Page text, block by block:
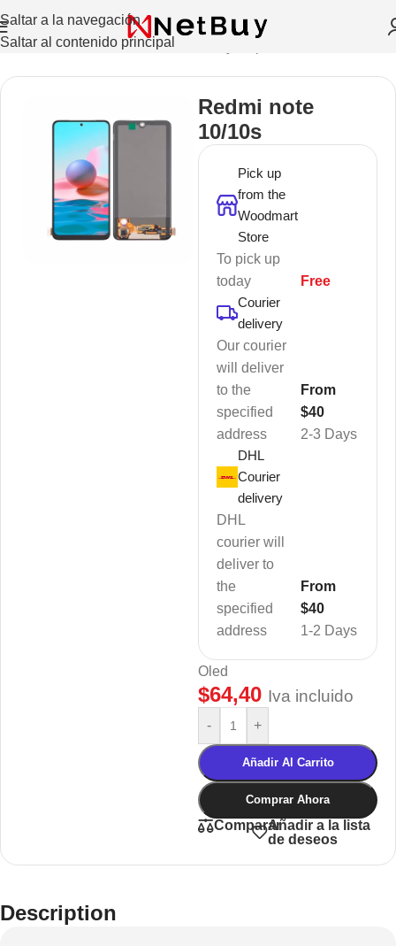
Saltar a la navegación
Saltar al contenido principal
Inicio/ Celulares Y Tablets/Pantallas y Repuestos
Redmi note
10/10s
Pick up
from the
Woodmart
Store
To pick up
today
Free
Courier
delivery
Our courier
will deliver
to the
specified
address
2-3 Days
From
$40
DHL
Courier
delivery
DHL
courier will
deliver to
the
specified
address
1-2 Days
From
$40
Oled
$64,40 Iva incluido
- +
Añadir Al Carrito
Comprar Ahora
CompararAñadir a la lista
de deseos
Description